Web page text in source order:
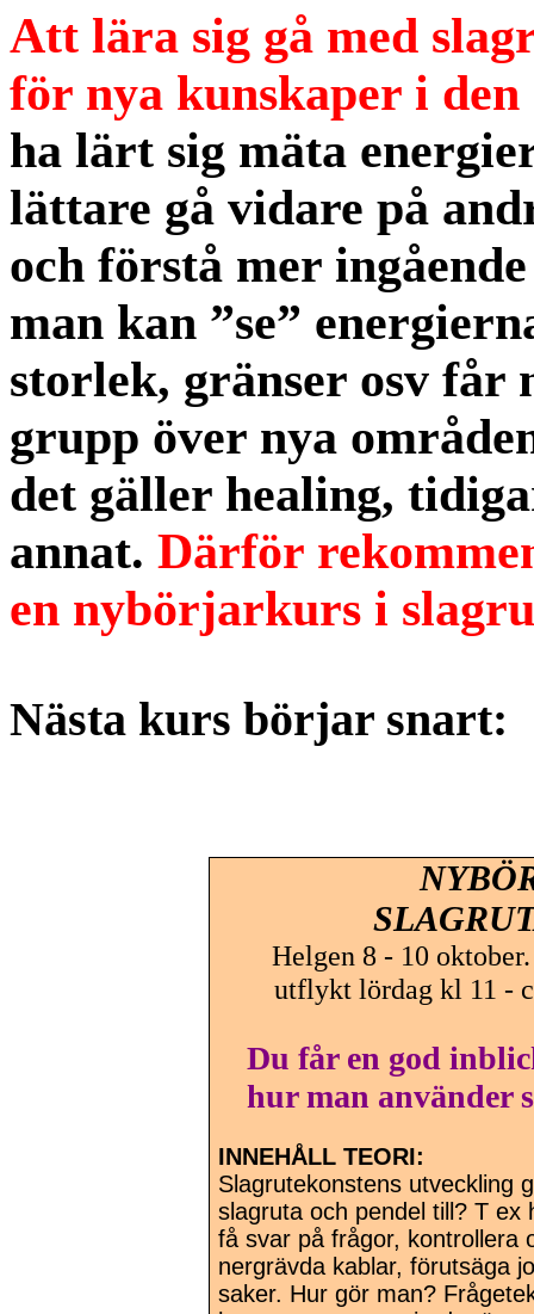
Att lära sig gå med
för nya kunskaper i
ha lärt sig mäta
lättare gå vidare på
och förstå mer
man kan ”se”
storlek, gränser osv får
grupp över nya
det gäller healing,
annat. Därför
en nybörjarkurs i
Nästa kurs börjar snart:
Helgen 8 - 10
utflykt lördag kl 11 -
Du får en god
hur man använder
INNEHÅLL TEORI:
Slagrutekonstens utveckling
slagruta och pendel till? T
få svar på frågor, kontrollera
nergrävda kablar, förutsäga
saker. Hur gör man?